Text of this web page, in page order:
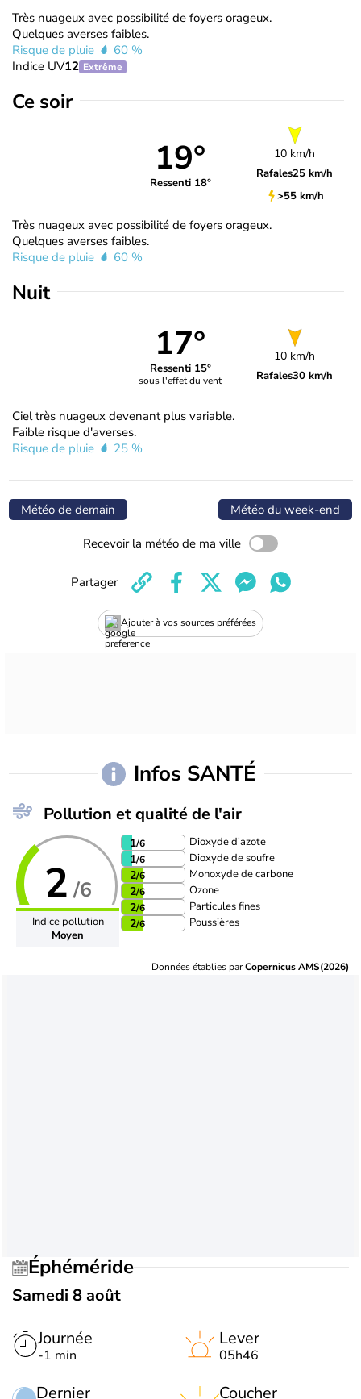
Très nuageux avec possibilité de foyers orageux.
Quelques averses faibles.
Risque de pluie
60 %
Indice UV12 Extrême
Ce soir
19°
Ressenti 18°
10 km/h
Rafales25 km/h
>55 km/h
Très nuageux avec possibilité de foyers orageux.
Quelques averses faibles.
Risque de pluie
60 %
Nuit
17°
Ressenti 15°
sous l'effet du vent
10 km/h
Rafales30 km/h
Ciel très nuageux devenant plus variable.
Faible risque d'averses.
Risque de pluie
25 %
Météo de demain Météo du week-end
Recevoir la météo de ma ville
Ajouter à vos sources préférées
Partager
Infos SANTÉ
Pollution et qualité de l'air
2 /6
Indice pollution
Moyen
1/6 Dioxyde d'azote
1/6 Dioxyde de soufre
2/6 Monoxyde de carbone
2/6 Ozone
2/6 Particules fines
2/6 Poussières
Données établies parCopernicus AMS(2026)
Éphéméride
Samedi 8 août
Journée
-1 min
Dernier
Lever
05h46
Coucher